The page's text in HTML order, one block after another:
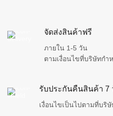
จัดส่งสินค้าฟรี
ภายใน 1-5 วัน
ตามเงื่อนไขที่บริษัทกำ
รับประกันคืนสินค้า 7
เงื่อนไขเป็นไปตามที่บริ